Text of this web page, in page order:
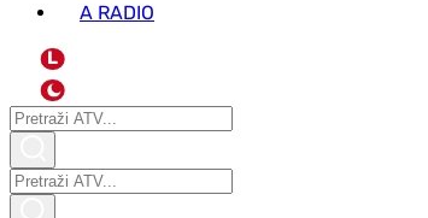
A RADIO
L